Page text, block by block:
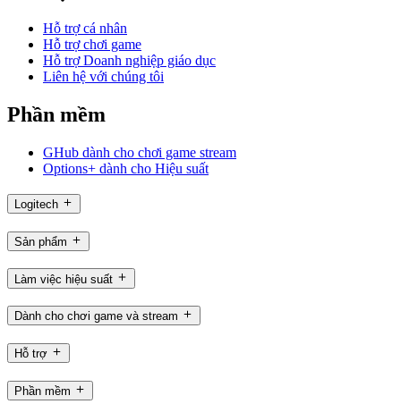
Hỗ trợ cá nhân
Hỗ trợ chơi game
Hỗ trợ Doanh nghiệp giáo dục
Liên hệ với chúng tôi
Phần mềm
GHub dành cho chơi game stream
Options+ dành cho Hiệu suất
Logitech
Sản phẩm
Làm việc hiệu suất
Dành cho chơi game và stream
Hỗ trợ
Phần mềm